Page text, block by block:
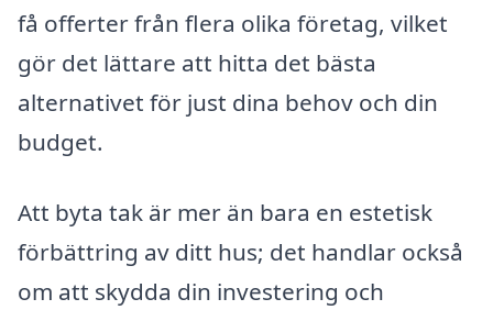
få offerter från flera olika företag, vilket
gör det lättare att hitta det bästa
alternativet för just dina behov och din
budget.
Att byta tak är mer än bara en estetisk
förbättring av ditt hus; det handlar också
om att skydda din investering och